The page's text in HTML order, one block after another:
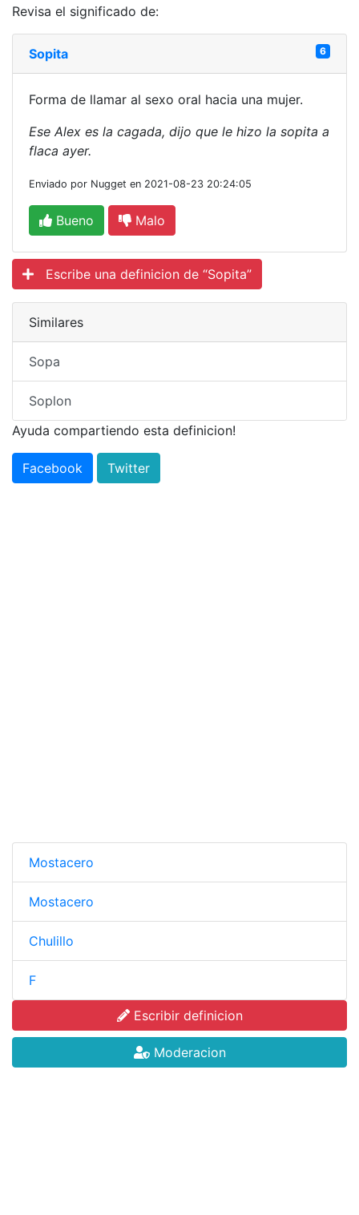
Revisa el significado de:
Sopita 6
Forma de llamar al sexo oral hacia una mujer.
Ese Alex es la cagada, dijo que le hizo la sopita a
flaca ayer.
Enviado por Nugget en 2021-08-23 20:24:05
Bueno Malo
Escribe una definicion de “Sopita”
Similares
Sopa
Soplon
Ayuda compartiendo esta definicion!
Facebook Twitter
Mostacero
Mostacero
Chulillo
F
Escribir definicion
Moderacion